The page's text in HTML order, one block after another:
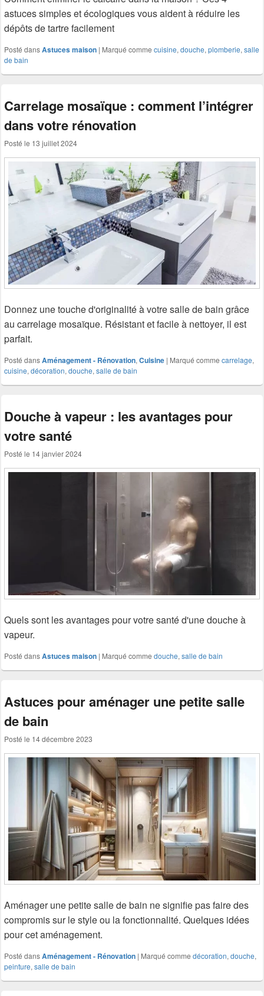
astuces simples et écologiques vous aident à réduire les
dépôts de tartre facilement
Posté dansAstuces maison | Marqué comme cuisine,douche,plomberie,salle
de bain
Carrelage mosaïque : comment l’intégrer
dans votre rénovation
Posté le 13 juillet 2024
Donnez une touche d'originalité à votre salle de bain grâce
au carrelage mosaïque. Résistant et facile à nettoyer, il est
parfait.
Posté dansAménagement - Rénovation, Cuisine | Marqué comme carrelage,
cuisine, décoration, douche, salle de bain
Douche à vapeur : les avantages pour
votre santé
Posté le 14 janvier 2024
Quels sont les avantages pour votre santé d'une douche à
vapeur.
Posté dansAstuces maison | Marqué comme douche, salle de bain
Astuces pour aménager une petite salle
de bain
Posté le 14 décembre 2023
Aménager une petite salle de bain ne signifie pas faire des
compromis sur le style ou la fonctionnalité. Quelques idées
pour cet aménagement.
Posté dansAménagement - Rénovation | Marqué comme décoration, douche,
peinture, salle de bain